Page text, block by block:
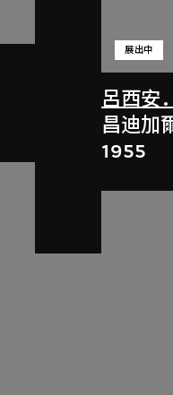
呂西安
展出中
昌迪加
1955